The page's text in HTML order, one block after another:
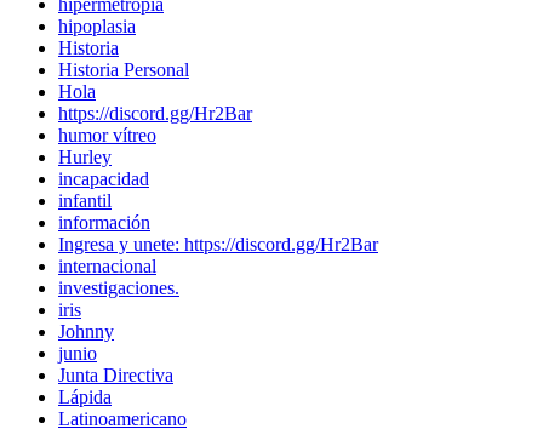
hipermetropía
hipoplasia
Historia
Historia Personal
Hola
https://discord.gg/Hr2Bar
humor vítreo
Hurley
incapacidad
infantil
información
Ingresa y unete: https://discord.gg/Hr2Bar
internacional
investigaciones.
iris
Johnny
junio
Junta Directiva
Lápida
Latinoamericano